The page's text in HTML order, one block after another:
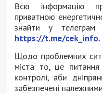
Всю інформацію
приватною
знайти у телеграм
https://t.me/cek_info.
Щодо проблемних
міста то, це
контролі, аби
забезпечені